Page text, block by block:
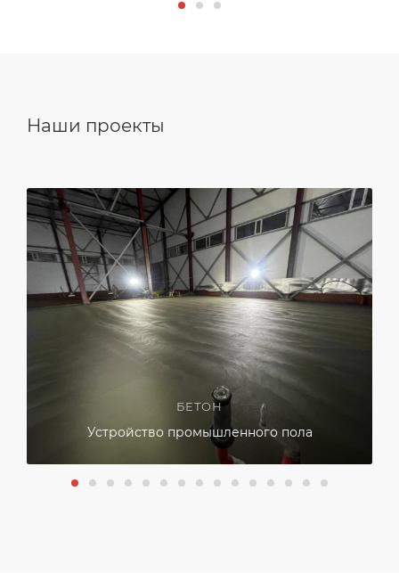
Наши проекты
БЕТОН
Устройство промышленного пола